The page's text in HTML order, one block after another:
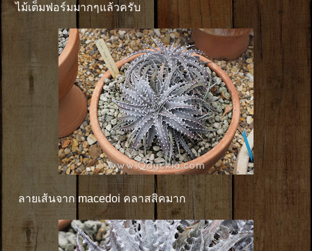
ไม้เต็มฟอร์มมากๆแล้วครับ
ลายเส้นจาก macedoi คลาสสิคมาก